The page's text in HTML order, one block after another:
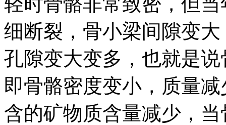
细断裂，骨小梁间隙变
孔隙变大变多，也就是
即骨骼密度变小，质量
含的矿物质含量减少，